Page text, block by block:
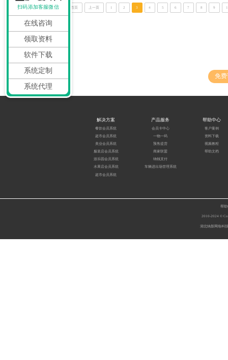
首页 上一页 1 2 3 4 5 6 7 8 9
扫码添加客服微信
在线咨询
领取资料
软件下载
系统定制
系统代理
免
解决方案
餐饮会员系统
超市会员系统
美业会员系统
服装店会员系统
游乐园会员系统
水果店会员系统
超市会员系统
产品服务
会员卡中心
一物一码
预售提货
商家联盟
纳钱支付
车辆进出场管理系统
帮助中心
客户案例
资料下载
视频教程
帮助文档
帮助
2010-2024 ©
湖北纳新网络科